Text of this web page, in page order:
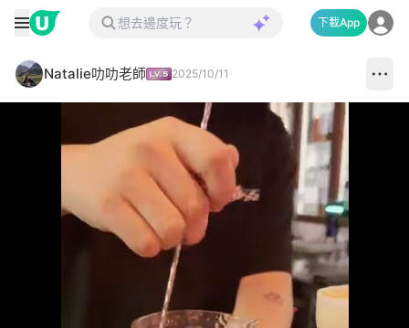
下載App
Natalie叻叻老師 2025/10/11